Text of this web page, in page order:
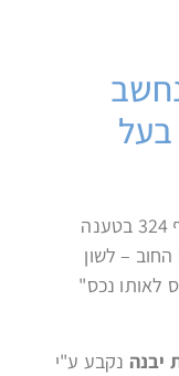
לעניין סעיף 324, בעל
העירייה סירבה להנפיק לך אישור לפי סעיף 324 בטענה
– לשון
לאותו נכס"
יבנה נקבע ע"י